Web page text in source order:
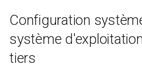
Configuration
système
tiers